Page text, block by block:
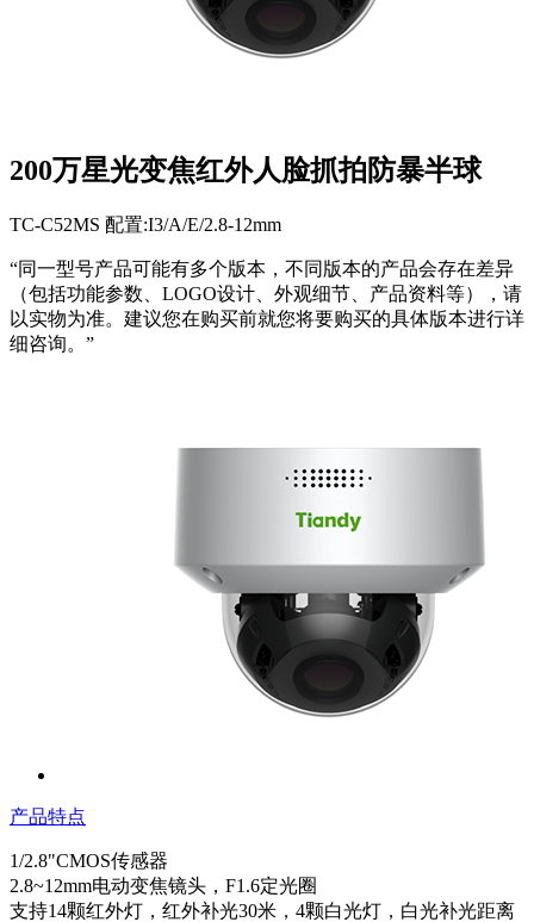
200万星光变焦红外人脸抓拍防暴半球
TC-C52MS 配置:I3/A/E/2.8-12mm
“同一型号产品可能有多个版本，不同版本的产品会存在差异
（包括功能参数、LOGO设计、外观细节、产品资料等），请
以实物为准。建议您在购买前就您将要购买的具体版本进行详
细咨询。”
产品特点
1/2.8"CMOS传感器
2.8~12mm电动变焦镜头，F1.6定光圈
支持14颗红外灯，红外补光30米，4颗白光灯，白光补光距离